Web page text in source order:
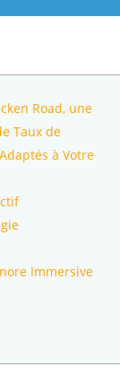
Road, une
Taux de
à Votre
Immersive